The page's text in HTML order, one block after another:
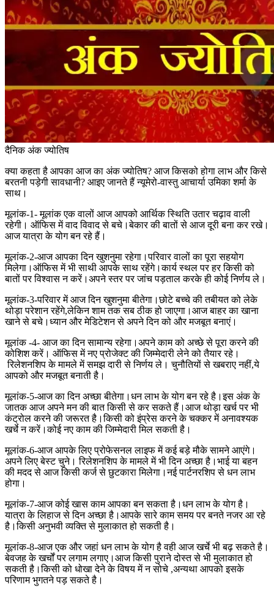
दैनिक अंक ज्योतिष
क्या कहता है आपका आज का अंक ज्योतिष? आज किसको होगा लाभ और किसे
बरतनी पड़ेगी सावधानी? आइए जानते हैं न्यूमेरो-वास्तु आचार्या उमिका शर्मा के
साथ।
मूलांक-1- मूलांक एक वालों आज आपको आर्थिक स्थिति उतार चढ़ाव वाली
रहेगी। ऑफिस में वाद विवाद से बचे।बेकार की बातों से आज दूरी बना कर रखे।
आज यात्रा के योग बन रहे हैं।
मूलांक-2-आज आपका दिन खुशनुमा रहेगा।परिवार वालों का पूरा सहयोग
मिलेगा।ऑफिस में भी साथी आपके साथ रहेंगे।कार्य स्थल पर हर किसी को
बातों पर विश्वास न करें।अपने स्तर पर जांच पड़ताल करके ही कोई निर्णय ले।
मूलांक-3-परिवार में आज दिन खुशनुमा बीतेगा।छोटे बच्चे की तबीयत को लेके
थोड़ा परेशान रहेंगे,लेकिन शाम तक सब ठीक हो जाएगा।आज बाहर का खाना
खाने से बचे।ध्यान और मेडिटेशन से अपने दिन को और मजबूत बनाएं।
मूलांक -4- आज का दिन सामान्य रहेगा।अपने काम को अच्छे से पूरा करने की
कोशिश करें। ऑफिस में नए प्रोजेक्ट की जिम्मेदारी लेने को तैयार रहे।
रिलेशनशिप के मामले में समझ दारी से निर्णय ले। चुनौतियों से खबराए नहीं,ये
आपको और मजबूत बनाती है।
मूलांक-5-आज का दिन अच्छा बीतेगा।धन लाभ के योग बन रहे है।इस अंक के
जातक आज अपने मन की बात किसी से कर सकते हैं।आज थोड़ा खर्च पर भी
कंट्रोल करने की जरूरत है।किसी को इंप्रेस करने के चक्कर में अनावश्यक
खर्चे न करें।कोई नए काम की जिम्मेदारी मिल सकती है।
मूलांक-6-आज आपके लिए प्रोफेसनल लाइफ में कई बड़े मौके सामने आएंगे।
अपने लिए बेस्ट चुने। रिलेशनशिप के मामले में भी दिन अच्छा है।भाई या बहन
की मदद से आज किसी कर्ज से छुटकारा मिलेगा।नई पार्टनरशिप से धन लाभ
होगा।
मूलांक-7-आज कोई खास काम आपका बन सकता है।धन लाभ के योग है।
यात्रा के लिहाज से दिन अच्छा है।आपके सारे काम समय पर बनते नजर आ रहे
है।किसी अनुभवी व्यक्ति से मुलाकात हो सकती है।
मूलांक-8-आज एक और जहां धन लाभ के योग है वही आज खर्चे भी बढ़ सकते है।
बेवजह के खर्चों पर लगाम लगाए।आज किसी पुराने दोस्त से भी मुलाकात हो
सकती है।किसी को धोखा देने के विषय में न सोचे ,अन्यथा आपको इसके
परिणाम भुगतने पड़ सकते है।